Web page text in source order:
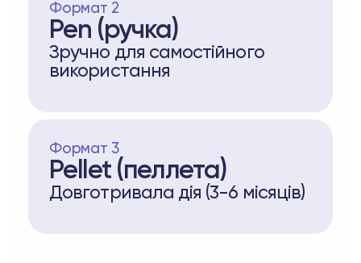
Формат 2
Pen (ручка)
Зручно для самостійного
використання
Формат 3
Pellet (пеллета)
Довготривала дія (3-6 місяців)